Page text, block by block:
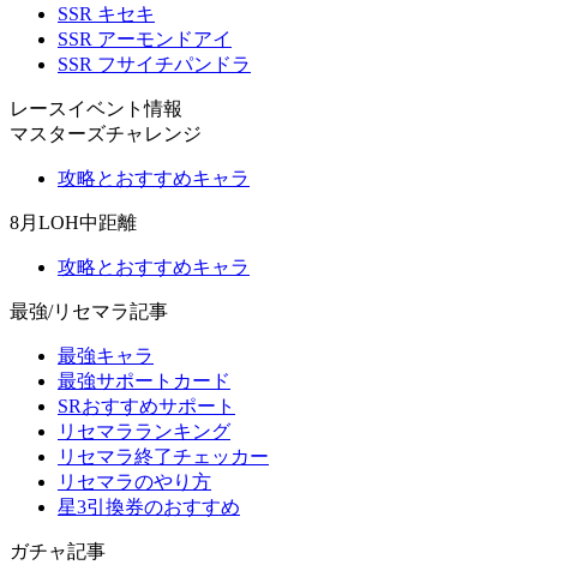
SSR キセキ
SSR アーモンドアイ
SSR フサイチパンドラ
レースイベント情報
マスターズチャレンジ
攻略とおすすめキャラ
8月LOH中距離
攻略とおすすめキャラ
最強/リセマラ記事
最強キャラ
最強サポートカード
SRおすすめサポート
リセマラランキング
リセマラ終了チェッカー
リセマラのやり方
星3引換券のおすすめ
ガチャ記事